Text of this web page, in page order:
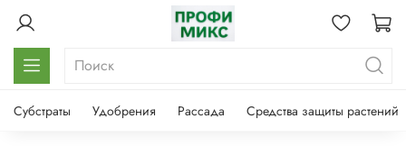
Субстраты Удобрения Рассада Средства защиты растений